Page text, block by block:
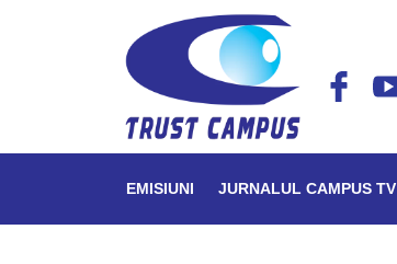
EMISIUNI JURNALUL CAMPUS TV